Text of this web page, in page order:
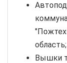
область;
Вышки